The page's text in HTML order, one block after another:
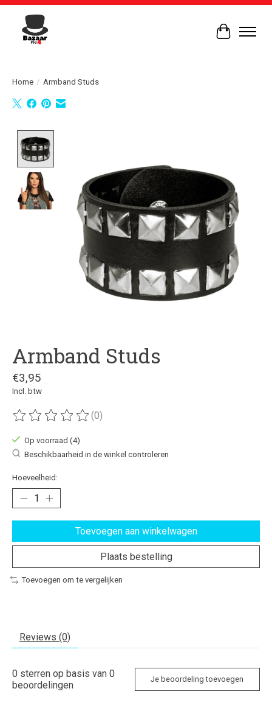
Home / Armband Studs
Armband Studs
€3,95
Incl. btw
De beoordeling van dit product is
(0)
Op voorraad (4)
Beschikbaarheid in de winkel controleren
Hoeveelheid:
Toevoegen aan winkelwagen
Plaats bestelling
Toevoegen om te vergelijken
Reviews (0)
0 sterren op basis van 0
beoordelingen
Je beoordeling toevoegen